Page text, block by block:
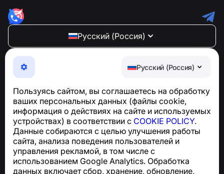
Русский (Россия)
Пользуясь сайтом, вы соглашаетесь на обработку
ваших персональных данных (файлы cookie,
информация о действиях на сайте и используемых
устройствах) в соответствии с COOKIE POLICY.
Данные собираются с целью улучшения работы
сайта, анализа поведения пользователей и
управления рекламой, в том числе с
использованием Google Analytics. Обработка
данных включает сбор, хранение, обновление,
Русский (Россия)
NumBuster © 2013—2026 ·
Максимально удобное приложение для защиты от
телефонных мошенников, спама и нежелательных
Для запросов по соблюдению GDPR:
support@numbuster.com
Центр поддержки
Новости и статьи
О проекте
Контакты